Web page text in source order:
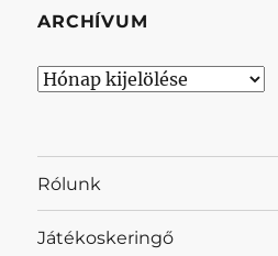
ARCHÍVUM
Archívum
Rólunk
Játékoskeringő